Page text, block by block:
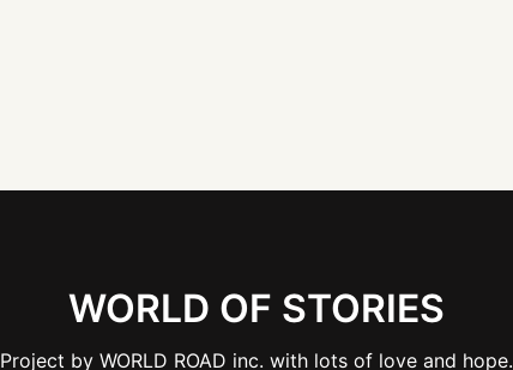
WORLD OF STORIES
Project by WORLD ROAD inc. with lots of love and hope.